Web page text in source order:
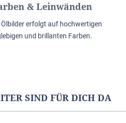
& Leinwänden
erfolgt auf hochwertigen
und brillanten Farben.
SIND FÜR DICH DA